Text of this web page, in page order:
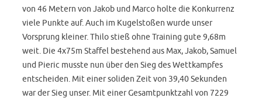
von 46 Metern von Jakob und Marco holte die Konkurrenz
viele Punkte auf. Auch im Kugelstoßen wurde unser
Vorsprung kleiner. Thilo stieß ohne Training gute 9,68m
weit. Die 4x75m Staffel bestehend aus Max, Jakob, Samuel
und Pieric musste nun über den Sieg des Wettkampfes
entscheiden. Mit einer soliden Zeit von 39,40 Sekunden
war der Sieg unser. Mit einer Gesamtpunktzahl von 7229